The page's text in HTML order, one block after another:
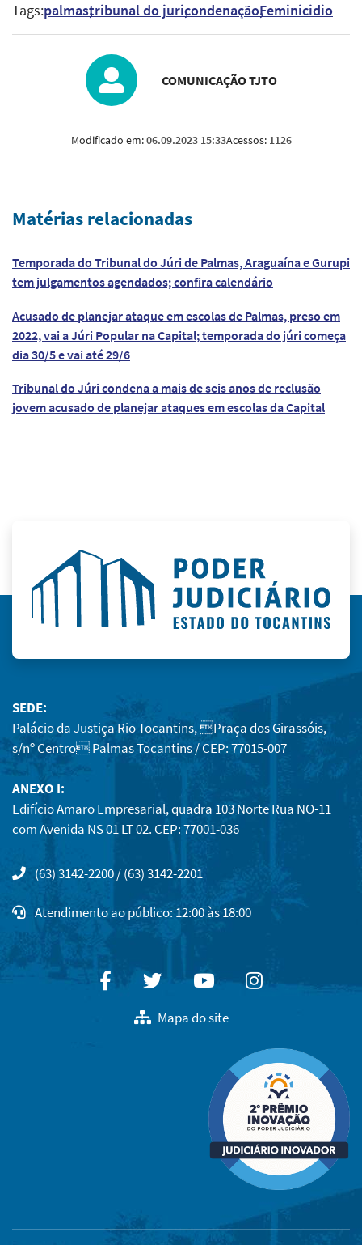
Tags:palmastribunal do juricondenaçãoFeminicidio
COMUNICAÇÃO TJTO
Modificado em:06.09.2023 15:33Acessos: 1126
Matérias relacionadas
Temporada do Tribunal do Júri de Palmas, Araguaína e Gurupi
tem julgamentos agendados; confira calendário
Acusado de planejar ataque em escolas de Palmas, preso em
2022, vai a Júri Popular na Capital; temporada do júri começa
dia 30/5 e vai até 29/6
Tribunal do Júri condena a mais de seis anos de reclusão
jovem acusado de planejar ataques em escolas da Capital
SEDE:
Palácio da Justiça Rio Tocantins, Praça dos Girassóis,
s/nº Centro Palmas Tocantins / CEP: 77015-007
ANEXO I:
Edifício Amaro Empresarial, quadra 103 Norte Rua NO-11
com Avenida NS 01 LT 02. CEP: 77001-036
(63) 3142-2200 / (63) 3142-2201
Atendimento ao público: 12:00 às 18:00
FacebookTwitterYoutubeInstagram
Mapa do site